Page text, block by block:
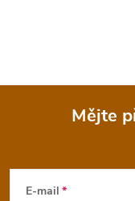
Mějte
E-mail